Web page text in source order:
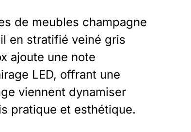
de meubles champagne
en stratifié veiné gris
ajoute une note
LED, offrant une
viennent dynamiser
pratique et esthétique.